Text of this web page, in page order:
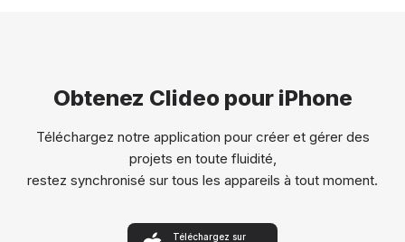
Obtenez Clideo pour iPhone
Téléchargez notre application pour créer et gérer des
projets en toute fluidité,
restez synchronisé sur tous les appareils à tout moment.
Téléchargez sur